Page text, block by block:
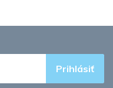
Prihlásiť